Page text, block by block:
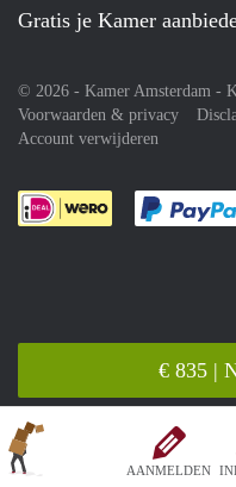
AANMELDEN
€ 835
Gratis je Kamer
© 2026 - Kamer Amsterdam -
Voorwaarden & privacy
Account verwijderen